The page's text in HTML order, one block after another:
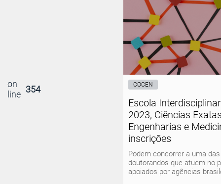
on
line 354 COCEN
Escola
2023, Ciências
Engenharias e
inscrições
Podem concorrer a uma
doutorandos que atuem no
apoiados por agências